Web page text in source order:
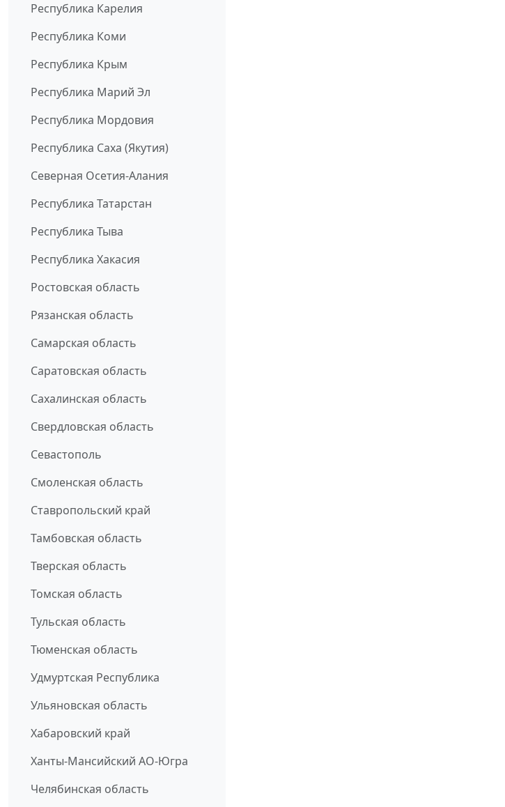
Республика Карелия
Республика Коми
Республика Крым
Республика Марий Эл
Республика Мордовия
Республика Саха (Якутия)
Северная Осетия-Алания
Республика Татарстан
Республика Тыва
Республика Хакасия
Ростовская область
Рязанская область
Самарская область
Саратовская область
Сахалинская область
Свердловская область
Севастополь
Смоленская область
Ставропольский край
Тамбовская область
Тверская область
Томская область
Тульская область
Тюменская область
Удмуртская Республика
Ульяновская область
Хабаровский край
Ханты-Мансийский АО-Югра
Челябинская область